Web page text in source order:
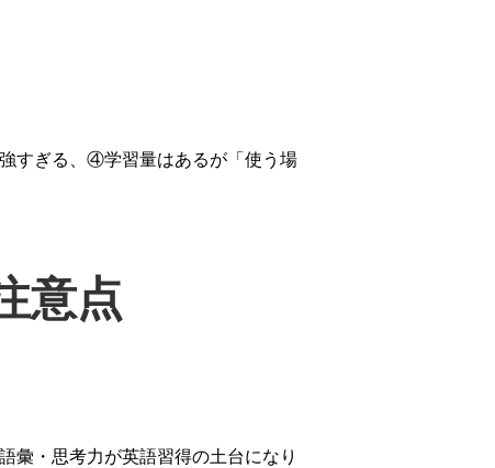
すぎる、④学習量はあるが「使う場
意点
彙・思考力が英語習得の土台になり